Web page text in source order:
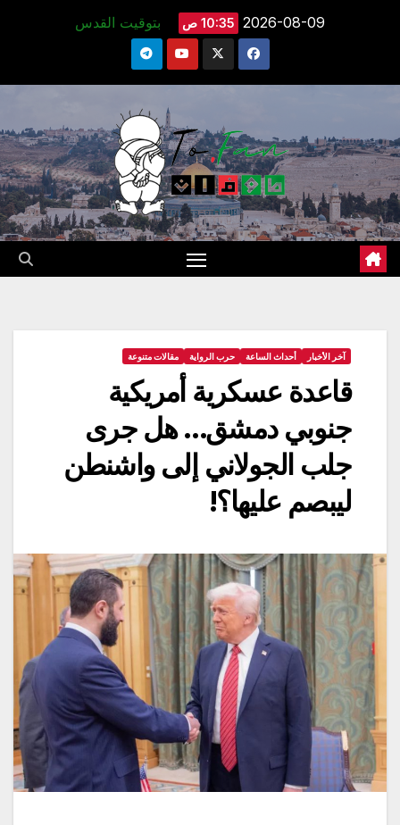
2026-08-09 10:35 ص بتوقيت القدس
آخر الأخبار أحداث الساعة حرب الرواية مقالات متنوعة
قاعدة عسكرية أمريكية
جنوبي دمشق… هل جرى
جلب الجولاني إلى واشنطن
ليبصم عليها؟!